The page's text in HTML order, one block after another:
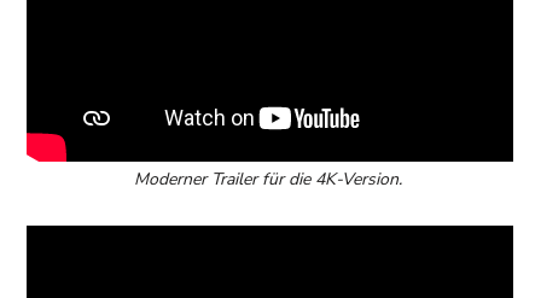
Moderner Trailer für die 4K-Version.